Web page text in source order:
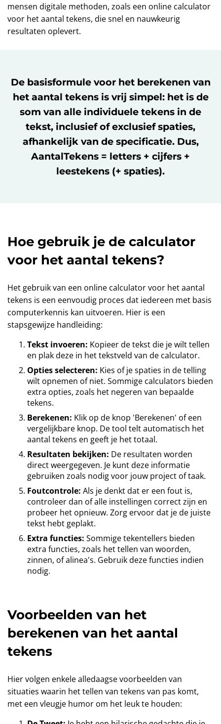
mensen digitale methoden, zoals een online calculator
voor het aantal tekens, die snel en nauwkeurig
resultaten oplevert.
De basisformule voor het berekenen van
het aantal tekens is vrij simpel: het is de
som van alle individuele tekens in de
tekst, inclusief of exclusief spaties,
afhankelijk van de specificatie. Dus,
AantalTekens = letters + cijfers +
leestekens (+ spaties).
Hoe gebruik je de calculator
voor het aantal tekens?
Het gebruik van een online calculator voor het aantal
tekens is een eenvoudig proces dat iedereen met basis
computerkennis kan uitvoeren. Hier is een
stapsgewijze handleiding:
Tekst invoeren: Kopieer de tekst die je wilt tellen
en plak deze in het tekstveld van de calculator.
Opties selecteren: Kies of je spaties in de telling
wilt opnemen of niet. Sommige calculators bieden
extra opties, zoals het negeren van bepaalde
tekens.
Berekenen: Klik op de knop 'Berekenen' of een
vergelijkbare knop. De tool telt automatisch het
aantal tekens en geeft je het totaal.
Resultaten bekijken: De resultaten worden
direct weergegeven. Je kunt deze informatie
gebruiken zoals nodig voor jouw project of taak.
Foutcontrole: Als je denkt dat er een fout is,
controleer dan of alle instellingen correct zijn en
probeer het opnieuw. Zorg ervoor dat je de juiste
tekst hebt geplakt.
Extra functies: Sommige tekentellers bieden
extra functies, zoals het tellen van woorden,
zinnen, of alinea's. Gebruik deze functies indien
nodig.
Voorbeelden van het
berekenen van het aantal
tekens
Hier volgen enkele alledaagse voorbeelden van
situaties waarin het tellen van tekens van pas komt,
met een vleugje humor om het leuk te houden: